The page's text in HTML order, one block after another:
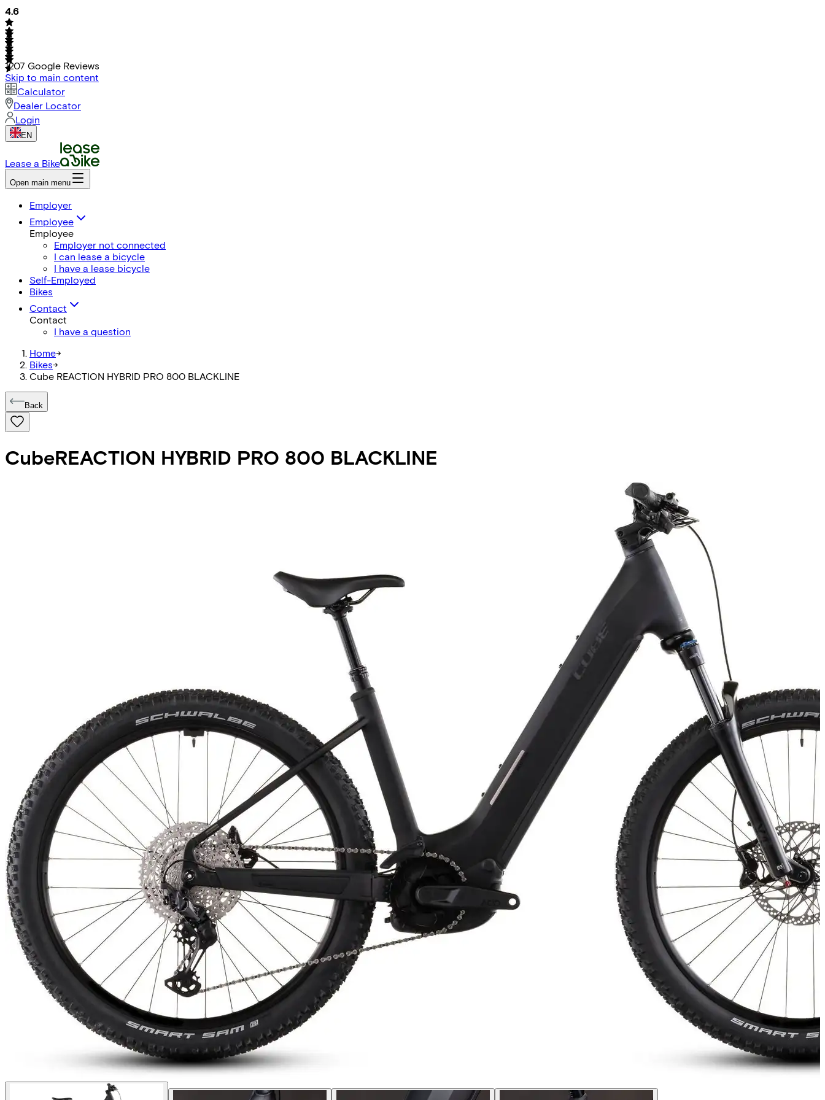
4.6
1207 Google Reviews
Skip to main content
Calculator
Dealer Locator
Login
EN
Lease a Bike
Open main menu
Employer
Employee
Employee
Employer not connected
I can lease a bicycle
I have a lease bicycle
Self-Employed
Bikes
Contact
Contact
I have a question
Home->
Bikes->
Cube REACTION HYBRID PRO 800 BLACKLINE
Back
CubeREACTION HYBRID PRO 800 BLACKLINE